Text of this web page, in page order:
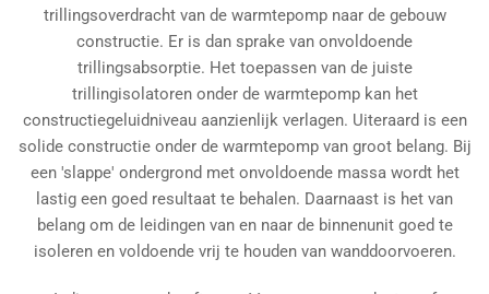
trillingsoverdracht van de warmtepomp naar de gebouw
constructie. Er is dan sprake van onvoldoende
trillingsabsorptie. Het toepassen van de juiste
trillingisolatoren onder de warmtepomp kan het
constructiegeluidniveau aanzienlijk verlagen. Uiteraard is een
solide constructie onder de warmtepomp van groot belang. Bij
een 'slappe' ondergrond met onvoldoende massa wordt het
lastig een goed resultaat te behalen. Daarnaast is het van
belang om de leidingen van en naar de binnenunit goed te
isoleren en voldoende vrij te houden van wanddoorvoeren.